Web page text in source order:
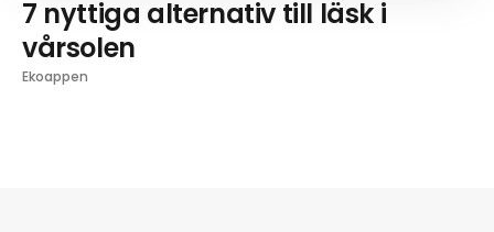
7 nyttiga alternativ till läsk i
vårsolen
Ekoappen